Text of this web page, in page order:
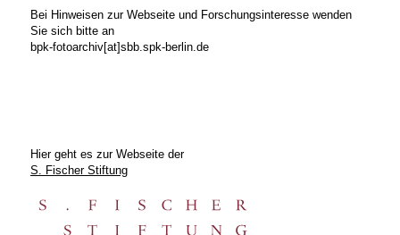
Bei Hinweisen zur Webseite und Forschungsinteresse wenden
Sie sich bitte an
bpk-fotoarchiv[at]sbb.spk-berlin.de
Hier geht es zur Webseite der
S. Fischer Stiftung